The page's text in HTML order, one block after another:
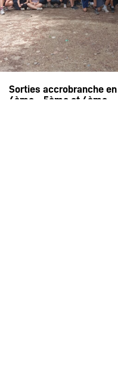
Sorties accrobranche en
6ème – 5ème et 4ème